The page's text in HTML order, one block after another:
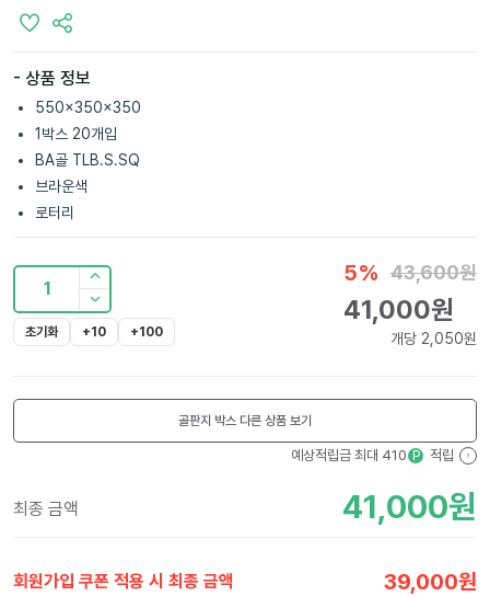
- 상품 정보
550x350x350
1박스 20개입
BA골 TLB.S.SQ
브라운색
로터리
1
초기화 +10 +100
5% 43,600원
41,000원
개당 2,050원
골판지 박스 다른 상품 보기
예상적립금 최대 410 P 적립 ?
최종 금액 41,000원
회원가입 쿠폰 적용 시 최종 금액 39,000원